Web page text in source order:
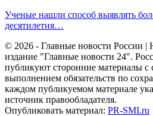
Ученые нашли способ выявлять
десятилетия…
© 2026 - Главные новости России |
издание "Главные новости 24".
публикуют сторонние материалы с
выполнением обязательств по
каждом публикуемом материале
источник правообладателя.
Опубликовать материал: PR-SMI.ru